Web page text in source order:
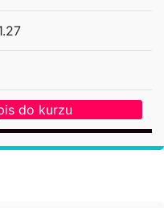
do kurzu